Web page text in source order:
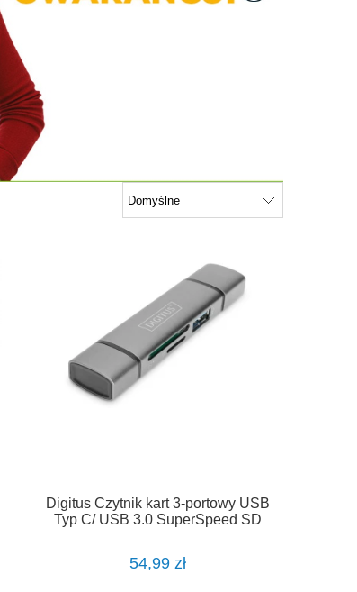
Digitus Czytnik kart 3-portowy USB
Typ C/ USB 3.0 SuperSpeed SD
54,99 zł